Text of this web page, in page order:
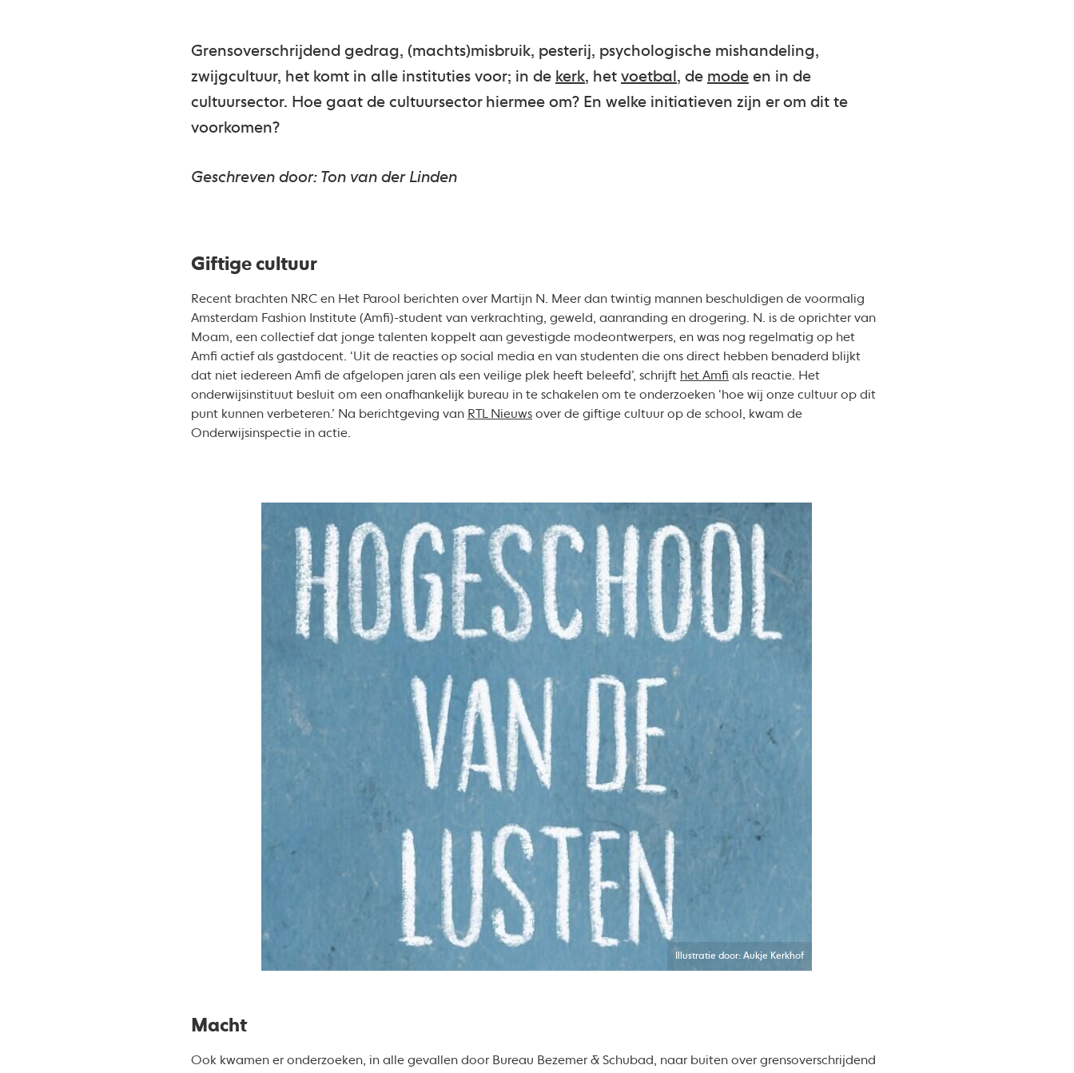
Grensoverschrijdend gedrag, (machts)misbruik, pesterij, psychologische mishandeling,
zwijgcultuur, het komt in alle instituties voor; in de kerk, het voetbal, de mode en in de
cultuursector. Hoe gaat de cultuursector hiermee om? En welke initiatieven zijn er om dit te
voorkomen?
Geschreven door: Ton van der Linden
Giftige cultuur
Recent brachten NRC en Het Parool berichten over Martijn N. Meer dan twintig mannen beschuldigen de voormalig
Amsterdam Fashion Institute (Amfi)-student van verkrachting, geweld, aanranding en drogering. N. is de oprichter van
Moam, een collectief dat jonge talenten koppelt aan gevestigde modeontwerpers, en was nog regelmatig op het
Amfi actief als gastdocent. ‘Uit de reacties op social media en van studenten die ons direct hebben benaderd blijkt
dat niet iedereen Amfi de afgelopen jaren als een veilige plek heeft beleefd’, schrijft het Amfi als reactie. Het
onderwijsinstituut besluit om een onafhankelijk bureau in te schakelen om te onderzoeken ‘hoe wij onze cultuur op dit
punt kunnen verbeteren.’ Na berichtgeving van RTL Nieuws over de giftige cultuur op de school, kwam de
Onderwijsinspectie in actie.
Illustratie door: Aukje Kerkhof
Macht
Ook kwamen er onderzoeken, in alle gevallen door Bureau Bezemer & Schubad, naar buiten over grensoverschrijdend